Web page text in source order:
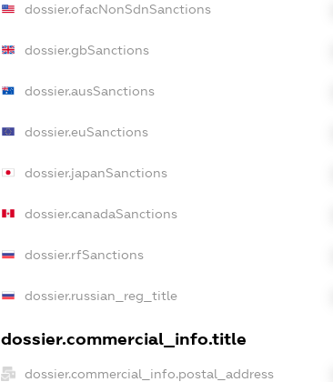
dossier.ofacNonSdnSanctions
dossier.gbSanctions
dossier.ausSanctions
dossier.euSanctions
dossier.japanSanctions
dossier.canadaSanctions
dossier.rfSanctions
dossier.russian_reg_title
dossier.commercial_info.title
dossier.commercial_info.postal_address